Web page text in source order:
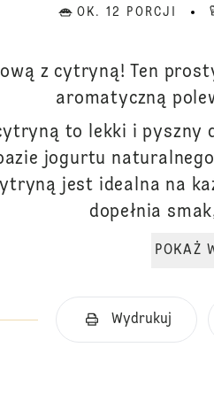
OK. 12 PORCJI
z cytryną! Ten
aromatyczną
to lekki i pyszny
jogurtu
jest idealna na
dopełnia
Wydrukuj